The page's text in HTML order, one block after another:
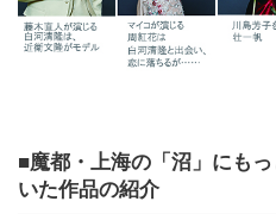
■魔都・上海の「沼」にも
いた作品の紹介